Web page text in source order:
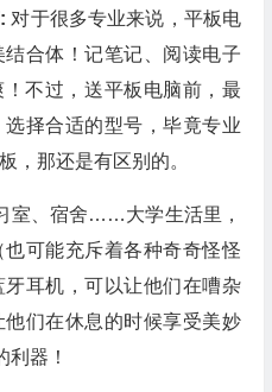
对于很多专业来说，平板电
合体！记笔记、阅读电子
不过，送平板电脑前，最
择合适的型号，毕竟专业
，那还是有区别的。
室、宿舍……大学生活里，
可能充斥着各种奇奇怪怪
耳机，可以让他们在嘈杂
们在休息的时候享受美妙
利器！